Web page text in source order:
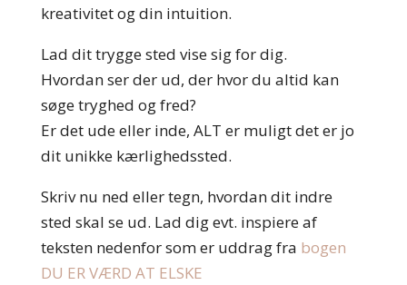
kreativitet og din intuition.
Lad dit trygge sted vise sig for dig.
Hvordan ser der ud, der hvor du altid kan
søge tryghed og fred?
Er det ude eller inde, ALT er muligt det er jo
dit unikke kærlighedssted.
Skriv nu ned eller tegn, hvordan dit indre
sted skal se ud. Lad dig evt. inspiere af
teksten nedenfor som er uddrag fra bogen
DU ER VÆRD AT ELSKE